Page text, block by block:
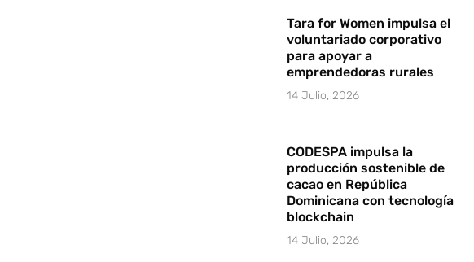
Tara for Women impulsa el
voluntariado corporativo
para apoyar a
emprendedoras rurales
14 Julio, 2026
CODESPA impulsa la
producción sostenible de
cacao en República
Dominicana con tecnología
blockchain
14 Julio, 2026